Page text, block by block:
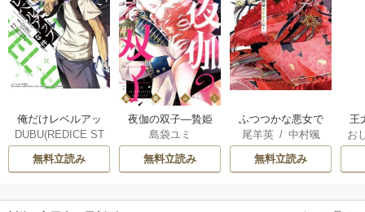
俺だけレベルアッ
プな件
DUBU(REDICE ST
/ Chugong
h-goon
無料立読み
夜伽の双子―贄姫
は二人の王子に愛
される―
島袋ユミ
無料立読み
ふつつかな悪女で
はございますが ～
雛宮蝶鼠とりかえ
伝～
尾羊英/ 中村颯
/ ゆき哉
無料立読み
王
こ
二
お